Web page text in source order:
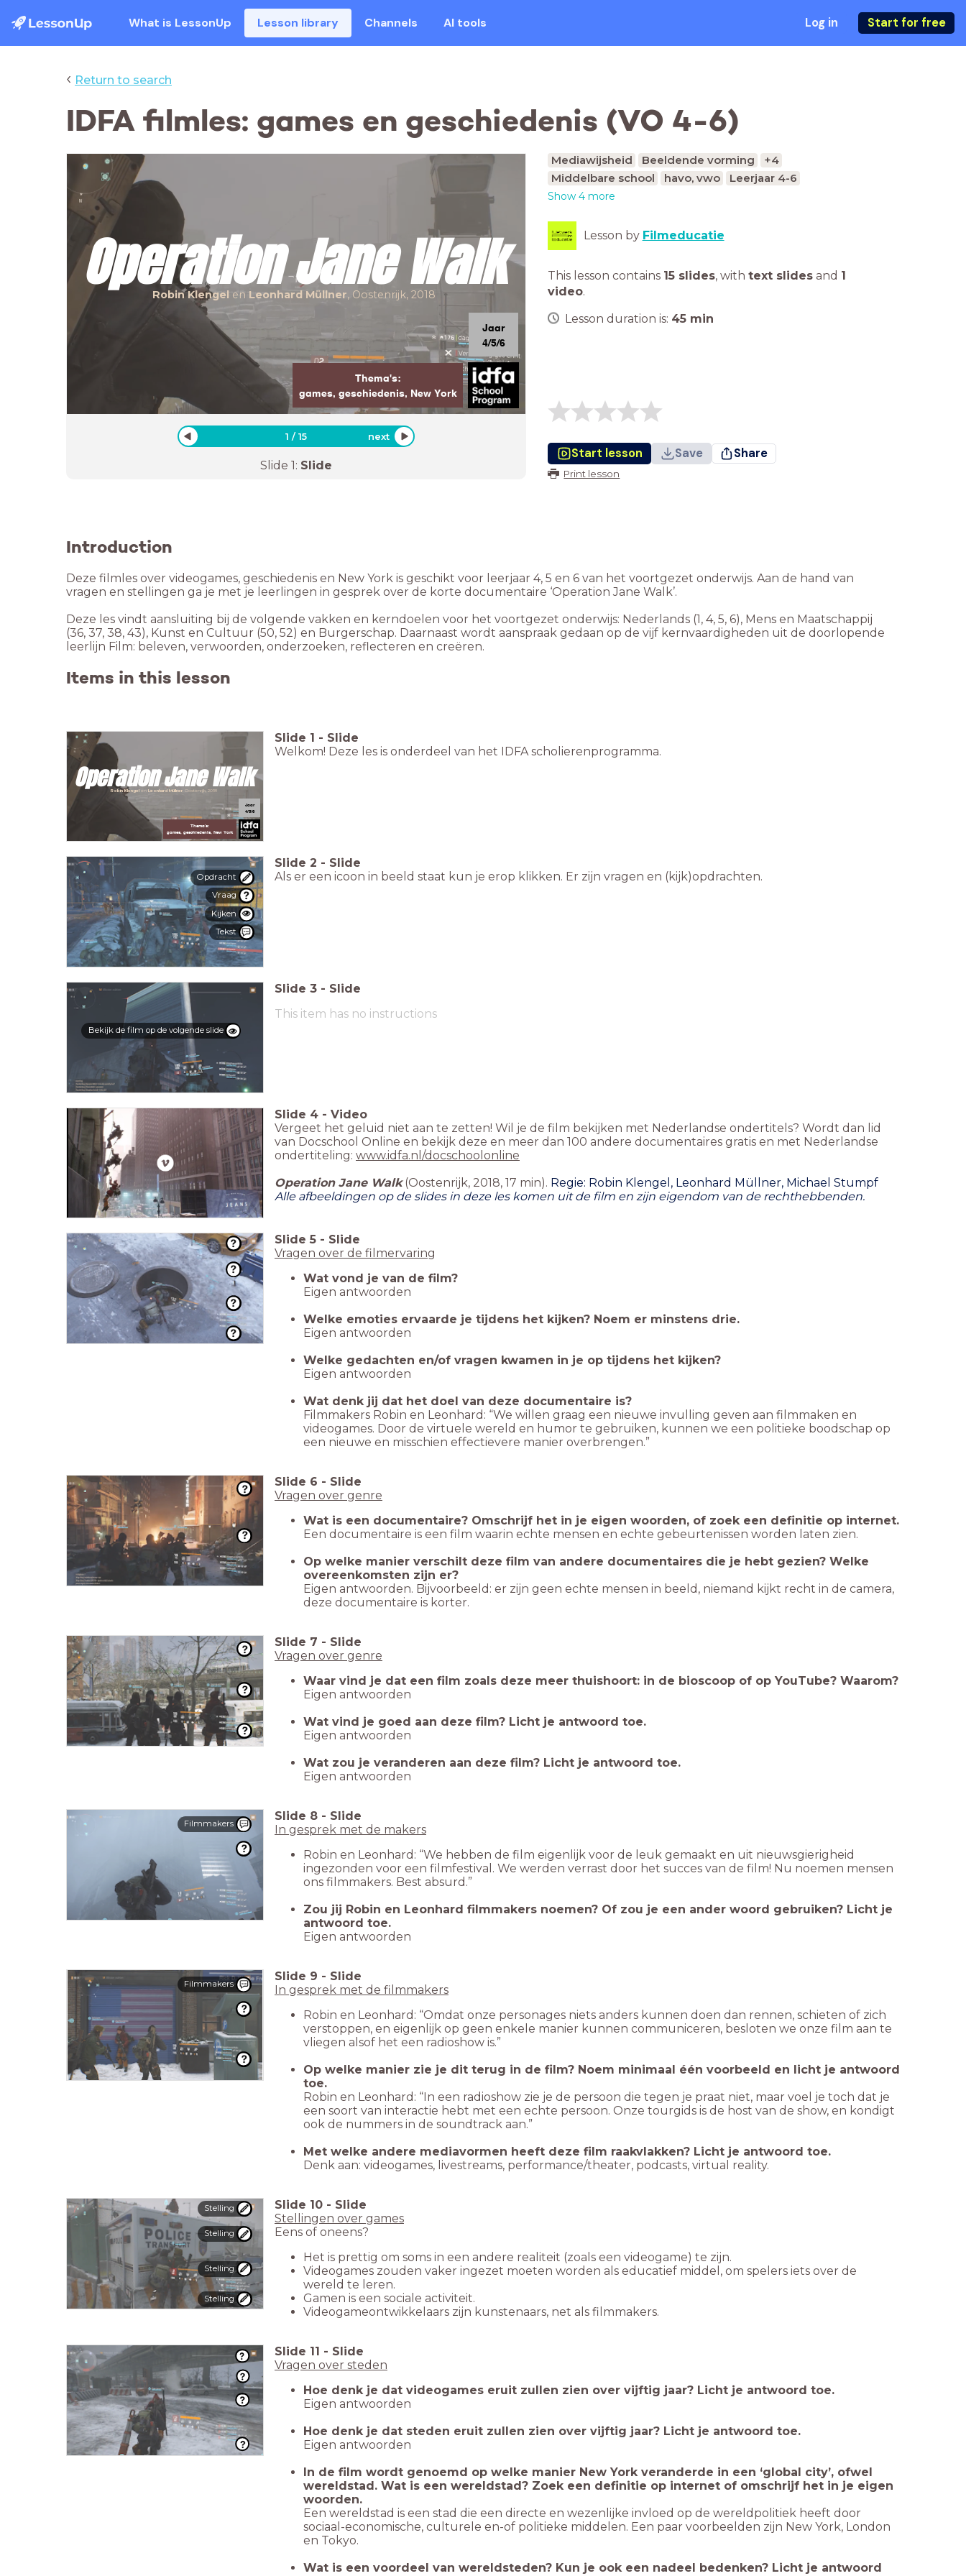
What is LessonUp Lesson library Channels AI tools Log in Start for free
‹ Return to search
IDFA filmles: games en geschiedenis (VO 4-6)
Robin Klengelen Leonhard Müllner, Oostenrijk, 2018
Operation Jane Walk
Thema's:
games, geschiedenis, New York
Jaar
4/5/6
1 /15 next
Slide 1: Slide
Mediawijsheid Beeldende vorming
+4
Middelbare school
havo, vwo Leerjaar 4-6
Show 4 more
Lesson by Filmeducatie
This lesson contains 15 slides, with text slides and 1
video.
Lesson duration is: 45 min
Start lesson Save Share
Print lesson
Introduction
Deze filmles over videogames, geschiedenis en New York is geschikt voor leerjaar 4, 5 en 6 van het voortgezet onderwijs. Aan de hand van
vragen en stellingen ga je met je leerlingen in gesprek over de korte documentaire ‘Operation Jane Walk’.
Deze les vindt aansluiting bij de volgende vakken en kerndoelen voor het voortgezet onderwijs: Nederlands (1, 4, 5, 6), Mens en Maatschappij
(36, 37, 38, 43), Kunst en Cultuur (50, 52) en Burgerschap. Daarnaast wordt aanspraak gedaan op de vijf kernvaardigheden uit de doorlopende
leerlijn Film: beleven, verwoorden, onderzoeken, reflecteren en creëren.
Items in this lesson
Robin Klengel enLeonhard Müllner , Oostenrijk, 2018
Operation Jane Walk
Thema's:
games, geschiedenis, New York
Jaar
4/5/6
Slide 1 - Slide
Welkom! Deze les is onderdeel van het IDFA scholierenprogramma.
Kijken
Tekst
Vraag
Opdracht
Slide 2 - Slide
Als er een icoon in beeld staat kun je erop klikken. Er zijn vragen en (kijk)opdrachten.
Bekijk de film op de volgende slide
Slide 3 - Slide
This item has no instructions
Slide 4 - Video
Vergeet het geluid niet aan te zetten! Wil je de film bekijken met Nederlandse ondertitels? Wordt dan lid
van Docschool Online en bekijk deze en meer dan 100 andere documentaires gratis en met Nederlandse
ondertiteling: www.idfa.nl/docschoolonline
Operation Jane Walk(Oostenrijk, 2018, 17 min). Regie: Robin Klengel, Leonhard Müllner, Michael Stumpf
Alle afbeeldingen op de slides in deze les komen uit de film en zijn eigendom van de rechthebbenden.
Slide 5 - Slide
Vragen over de filmervaring
Wat vond je van de film?
Eigen antwoorden
Welke emoties ervaarde je tijdens het kijken? Noem er minstens drie.
Eigen antwoorden
Welke gedachten en/of vragen kwamen in je op tijdens het kijken?
Eigen antwoorden
Wat denk jij dat het doel van deze documentaire is?
Filmmakers Robin en Leonhard: “We willen graag een nieuwe invulling geven aan filmmaken en
videogames. Door de virtuele wereld en humor te gebruiken, kunnen we een politieke boodschap op
een nieuwe en misschien effectievere manier overbrengen.”
Slide 6 - Slide
Vragen over genre
Wat is een documentaire? Omschrijf het in je eigen woorden, of zoek een definitie op internet.
Een documentaire is een film waarin echte mensen en echte gebeurtenissen worden laten zien.
Op welke manier verschilt deze film van andere documentaires die je hebt gezien? Welke
overeenkomsten zijn er?
Eigen antwoorden. Bijvoorbeeld: er zijn geen echte mensen in beeld, niemand kijkt recht in de camera,
deze documentaire is korter.
Slide 7 - Slide
Vragen over genre
Waar vind je dat een film zoals deze meer thuishoort: in de bioscoop of op YouTube? Waarom?
Eigen antwoorden
Wat vind je goed aan deze film? Licht je antwoord toe.
Eigen antwoorden
Wat zou je veranderen aan deze film? Licht je antwoord toe.
Eigen antwoorden
Filmmakers
Slide 8 - Slide
In gesprek met de makers
Robin en Leonhard: “We hebben de film eigenlijk voor de leuk gemaakt en uit nieuwsgierigheid
ingezonden voor een filmfestival. We werden verrast door het succes van de film! Nu noemen mensen
ons filmmakers. Best absurd.”
Zou jij Robin en Leonhard filmmakers noemen? Of zou je een ander woord gebruiken? Licht je
antwoord toe.
Eigen antwoorden
Filmmakers
Slide 9 - Slide
In gesprek met de filmmakers
Robin en Leonhard: “Omdat onze personages niets anders kunnen doen dan rennen, schieten of zich
verstoppen, en eigenlijk op geen enkele manier kunnen communiceren, besloten we onze film aan te
vliegen alsof het een radioshow is.”
Op welke manier zie je dit terug in de film? Noem minimaal één voorbeeld en licht je antwoord
toe.
Robin en Leonhard: “In een radioshow zie je de persoon die tegen je praat niet, maar voel je toch dat je
een soort van interactie hebt met een echte persoon. Onze tourgids is de host van de show, en kondigt
ook de nummers in de soundtrack aan.”
Met welke andere mediavormen heeft deze film raakvlakken? Licht je antwoord toe.
Denk aan: videogames, livestreams, performance/theater, podcasts, virtual reality.
Stelling
Stelling
Stelling
Stelling
Slide 10 - Slide
Stellingen over games
Eens of oneens?
Het is prettig om soms in een andere realiteit (zoals een videogame) te zijn.
Videogames zouden vaker ingezet moeten worden als educatief middel, om spelers iets over de
wereld te leren.
Gamen is een sociale activiteit.
Videogameontwikkelaars zijn kunstenaars, net als filmmakers.
Slide 11 - Slide
Vragen over steden
Hoe denk je dat videogames eruit zullen zien over vijftig jaar? Licht je antwoord toe.
Eigen antwoorden
Hoe denk je dat steden eruit zullen zien over vijftig jaar? Licht je antwoord toe.
Eigen antwoorden
In de film wordt genoemd op welke manier New York veranderde in een ‘global city’, ofwel
wereldstad. Wat is een wereldstad? Zoek een definitie op internet of omschrijf het in je eigen
woorden.
Een wereldstad is een stad die een directe en wezenlijke invloed op de wereldpolitiek heeft door
sociaal-economische, culturele en-of politieke middelen. Een paar voorbeelden zijn New York, London
en Tokyo.
Wat is een voordeel van wereldsteden? Kun je ook een nadeel bedenken? Licht je antwoord